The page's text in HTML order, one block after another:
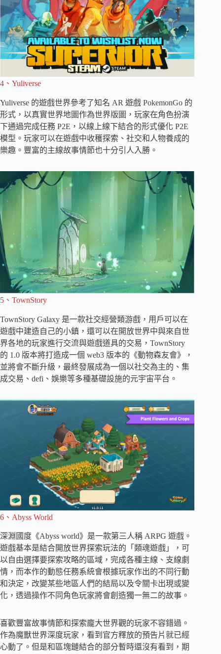
4、Yuliverse
Yuliverse 的遊戲世界參考了知名 AR 遊戲 PokemonGo 的
形式，以真實世界地圖作為世界版圖，玩家在角色扮演
下通過完成任務 P2E，以線上線下結合的形式優化 P2E
模型。玩家可以在遊戲中收穫探索、社交和人物養成的
樂趣。豐富的主線故事情節也十分引人入勝。
5、TownStory
TownStory Galaxy 是一款社交經營類游戲，用戶可以在
遊戲中建造自己的小鎮，還可以在開放世界中與來自世
界各地的玩家進行交流與遊戲道具的交易，TownStory
的 1.0 版本將打造成一個 web3 版本的《動物森友會》，
並將會不斷升級，最終發展成為一個以社交為主的、集
成交易、defi、娛樂等多種基礎設施的元宇宙平台。
6、Abyss World
深淵國度《Abyss world》是一款第三人稱 ARPG 遊戲。
遊戲基本是結合開放世界探索玩法的「類魂遊戲」，可
以自由選擇要探索攻略的區域，完成各種主線、支線劇
情，而本作的動態任務系統會根據玩家作出的不同行動
和決定，改變某些地區人們的結局以及令關卡出現或變
化，透過操作不同角色玩家將會創造獨一無二的故事。
喜歡豐富故事情節和探索龐大世界觀的玩家不容錯過。
作為魔獸世界深度玩家，看到官方釋放的預告片就已經
心動了。但是和區塊鏈結合的部分暫時還沒有看到，期